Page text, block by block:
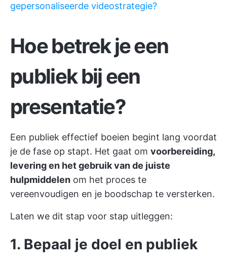
gepersonaliseerde videostrategie?
Hoe betrek je een
publiek bij een
presentatie?
Een publiek effectief boeien begint lang voordat
je de fase op stapt. Het gaat om voorbereiding,
levering en het gebruik van de juiste
hulpmiddelen om het proces te
vereenvoudigen en je boodschap te versterken.
Laten we dit stap voor stap uitleggen:
1. Bepaal je doel en publiek